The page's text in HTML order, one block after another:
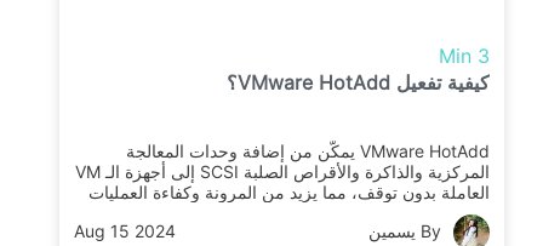
3 Min
كيفية تفعيل VMware HotAdd؟
VMware HotAdd يمكّن من إضافة وحدات المعالجة
المركزية والذاكرة والأقراص الصلبة SCSI إلى أجهزة الـ VM
العاملة بدون توقف، مما يزيد من المرونة وكفاءة العمليات
وتوزيع الموارد الديناميكي، ويضمن الأداء الأمثل في البيئات
التقنية الديناميكية.
By يسمين Aug 15 2024